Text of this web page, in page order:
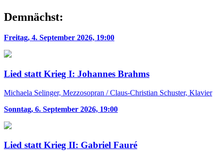
Demnächst:
Freitag, 4. September 2026, 19:00
Lied statt Krieg I: Johannes Brahms
Michaela Selinger, Mezzosopran / Claus-Christian Schuster, Klavier
Sonntag, 6. September 2026, 19:00
Lied statt Krieg II: Gabriel Fauré